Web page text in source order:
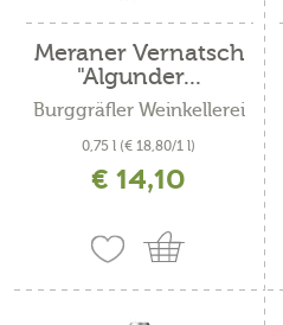
Meraner Vernatsch
"Algunder...
Burggräfler Weinkellerei
0,75 l (€ 18,80/1 l)
€ 14,10